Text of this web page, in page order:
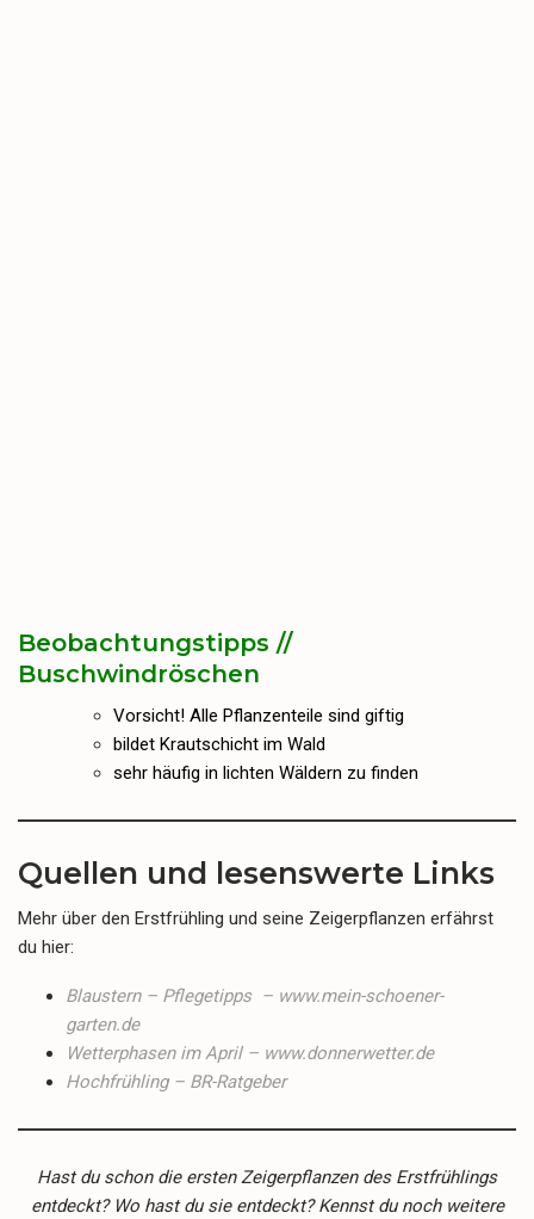
Beobachtungstipps //
Buschwindröschen
Vorsicht! Alle Pflanzenteile sind giftig
bildet Krautschicht im Wald
sehr häufig in lichten Wäldern zu finden
Quellen und lesenswerte Links
Mehr über den Erstfrühling und seine Zeigerpflanzen erfährst
du hier:
Blaustern – Pflegetipps – www.mein-schoener-
garten.de
Wetterphasen im April – www.donnerwetter.de
Hochfrühling – BR-Ratgeber
Hast du schon die ersten Zeigerpflanzen des Erstfrühlings
entdeckt? Wo hast du sie entdeckt? Kennst du noch weitere